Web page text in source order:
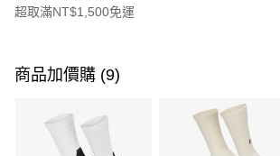
超取滿NT$1,500免運
信用卡一次付款
3 期 0 利率 每期
商品加價購 (9)